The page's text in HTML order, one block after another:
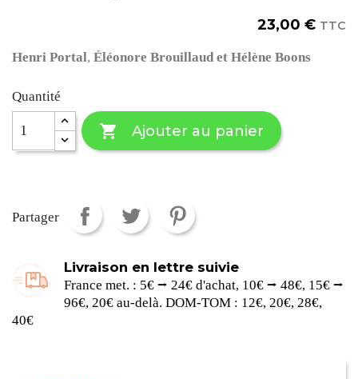
23,00 € TTC
Henri Portal, Éléonore Brouillaud et Hélène Boons
Quantité
 Ajouter au panier
Partager
Livraison en lettre suivie
France met. : 5€ ⭢ 24€ d'achat, 10€ ⭢ 48€, 15€ ⭢
96€, 20€ au-delà. DOM-TOM : 12€, 20€, 28€,
40€